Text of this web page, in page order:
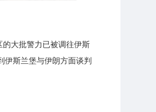
的大批警力已被调往伊斯
伊斯兰堡与伊朗方面谈判